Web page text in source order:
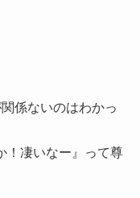
係ないのはわかっ
！凄いなー』って尊